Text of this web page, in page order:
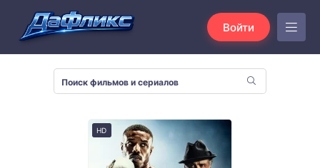
Войти
HD